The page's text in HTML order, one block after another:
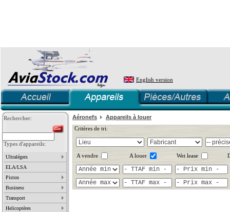
English version
Rechercher:
Types d'appareils:
Ultralégers
ELA/LSA
Piston
Business
Transport
Helicoptères
Aéronefs
Appareils à louer
Critères de tri:
A vendre A louer Wet lease